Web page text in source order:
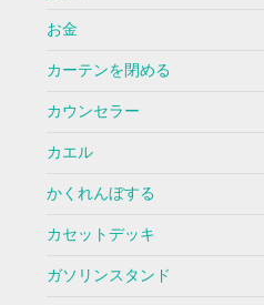
お金
カーテンを閉める
カウンセラー
カエル
かくれんぼする
カセットデッキ
ガソリンスタンド